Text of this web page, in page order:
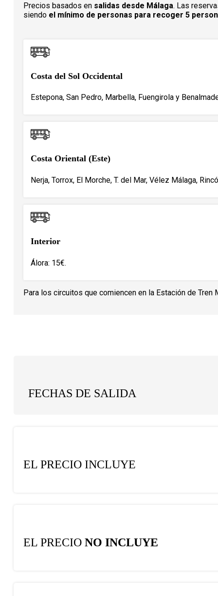
Precios basados en salidas desde Málaga. Las
siendo el mínimo de personas para recoger 5
Costa del Sol Occidental
Estepona, San Pedro, Marbella, Fuengirola y
Costa Oriental (Este)
Nerja, Torrox, El Morche, T. del Mar, Vélez Málaga,
Interior
Álora: 15€.
Para los circuitos que comiencen en la Estación de
FECHAS DE SALIDA
EL PRECIO INCLUYE
EL PRECIO NO INCLUYE